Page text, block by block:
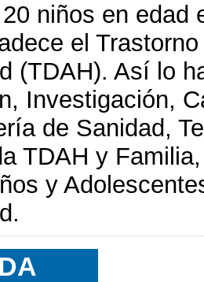
niños en edad
el
(TDAH). Así lo
Investigación,
de Sanidad,
TDAH y
y